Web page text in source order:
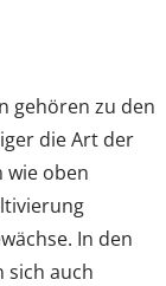
gehören zu den
die Art der
wie oben
In den
sich auch